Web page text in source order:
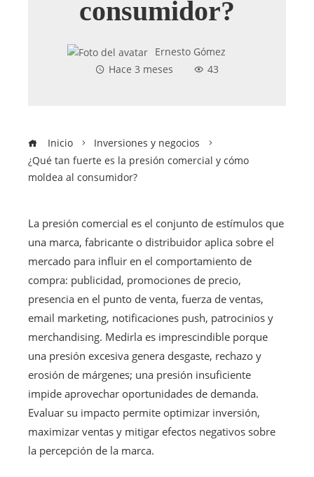
consumidor?
Ernesto Gómez
Hace 3 meses
43
Inicio
Inversiones y negocios
¿Qué tan fuerte es la presión comercial y cómo
moldea al consumidor?
La presión comercial es el conjunto de estímulos que
una marca, fabricante o distribuidor aplica sobre el
mercado para influir en el comportamiento de
compra: publicidad, promociones de precio,
presencia en el punto de venta, fuerza de ventas,
email marketing, notificaciones push, patrocinios y
merchandising. Medirla es imprescindible porque
una presión excesiva genera desgaste, rechazo y
erosión de márgenes; una presión insuficiente
impide aprovechar oportunidades de demanda.
Evaluar su impacto permite optimizar inversión,
maximizar ventas y mitigar efectos negativos sobre
la percepción de la marca.